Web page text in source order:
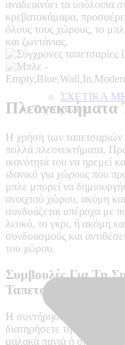
ΣΧΕΤΙΚΑ
Τεχνογνωσια
αναδεικνύει τα υπόλοιπα
κρεβατοκάμαρα,
όλους τους χώρους, το
και ζωντάνιας.
Η χρήση των
πολλά πλεονεκτήματα.
ικανότητά του να ηρεμεί
ιδανικό για χώρους που
μπλε μπορεί να
ανοιχτού χώρου, ακόμη
συνδυάζεται υπέροχα με
λευκό, το γκρι, ή ακόμη
συνδυασμούς και
του χώρου.
Συμβουλές Για Τη
Ταπετσαριών
Η συντήρηση αυτών των
διατηρήσετε την
μαλακά πανιά ή σκούπες